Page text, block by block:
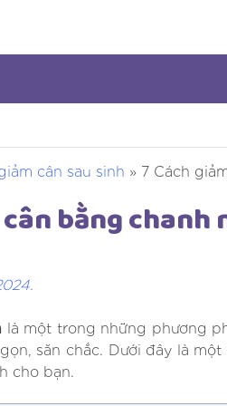
cân sau sinh » 7 Cách
cân bằng
.
là một trong những phương
săn chắc. Dưới đây là
cho bạn.